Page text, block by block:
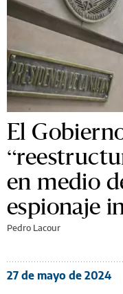
El
en medio
espionaje
Pedro Lacour
27 de mayo de 2024